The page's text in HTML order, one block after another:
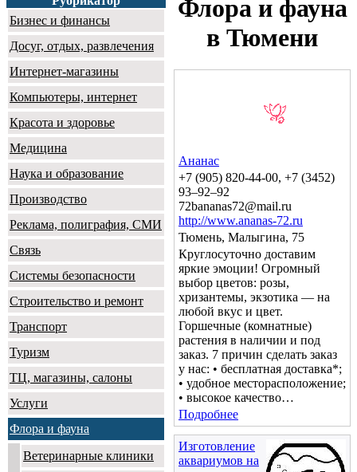
Бизнес и финансы
Досуг, отдых, развлечения
Интернет-магазины
Компьютеры, интернет
Красота и здоровье
Медицина
Наука и образование
Производство
Реклама, полиграфия, СМИ
Связь
Системы безопасности
Строительство и ремонт
Транспорт
Туризм
ТЦ, магазины, салоны
Услуги
Флора и фауна
Ветеринарные клиники
Флора и фауна
в Тюмени
Ананас
+7 (905) 820-44-00, +7 (3452)
93–92–92
72bananas72@mail.ru
http://www.ananas-72.ru
Тюмень, Малыгина, 75
Круглосуточно доставим
яркие эмоции! Огромный
выбор цветов: розы,
хризантемы, экзотика — на
любой вкус и цвет.
Горшечные (комнатные)
растения в наличии и под
заказ. 7 причин сделать заказ
у нас: • бесплатная доставка*;
• удобное месторасположение;
• высокое качество…
Подробнее
Изготовление
аквариумов на